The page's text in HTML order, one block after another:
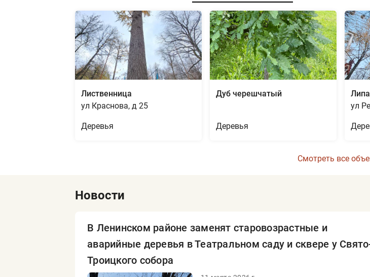
Лиственница
ул Краснова, д 25
Деревья
Дуб черешчатый
Деревья
Липа
ул
Смотреть все
Новости
В Ленинском районе заменят старовозрастные и
аварийные деревья в Театральном саду и сквере у
Троицкого собора